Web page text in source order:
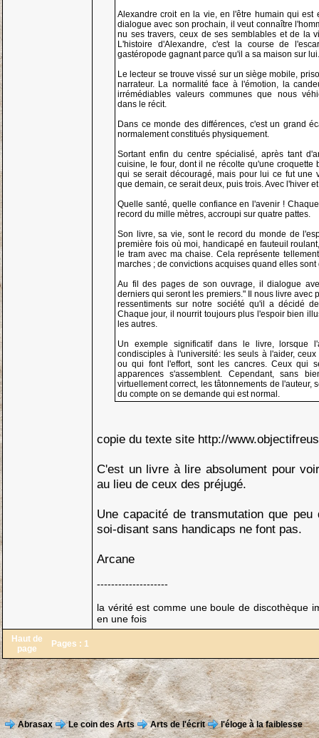
Alexandre croit en la vie, en l'être humain qui est
dialogue avec son prochain, il veut connaître
nu ses travers, ceux de ses semblables et de la
L'histoire d'Alexandre, c'est la course de
gastéropode gagnant parce qu'il a sa maison sur lui.
Le lecteur se trouve vissé sur un siège mobile,
narrateur. La normalité face à l'émotion, la
irrémédiables valeurs communes que nous
dans le récit.
Dans ce monde des différences, c'est un grand
normalement constitués physiquement.
Sortant enfin du centre spécialisé, après tant
cuisine, le four, dont il ne récolte qu'une croquette
qui se serait découragé, mais pour lui ce fut une
que demain, ce serait deux, puis trois. Avec l'hiver
Quelle santé, quelle confiance en l'avenir !
record du mille mètres, accroupi sur quatre pattes.
Son livre, sa vie, sont le record du monde de
première fois où moi, handicapé en fauteuil
le tram avec ma chaise. Cela représente
marches ; de convictions acquises quand elles sont
Au fil des pages de son ouvrage, il dialogue
derniers qui seront les premiers." Il nous livre avec
ressentiments sur notre société qu'il a décidé
Chaque jour, il nourrit toujours plus l'espoir bien
les autres.
Un exemple significatif dans le livre, lorsque
condisciples à l'université: les seuls à l'aider,
ou qui font l'effort, sont les cancres. Ceux qui
apparences s'assemblent. Cependant, sans
virtuellement correct, les tâtonnements de l'auteur,
du compte on se demande qui est normal.
copie du texte site http://
C'est un livre à lire absolument pour
au lieu de ceux des préjugé.
Une capacité de transmutation que peu
soi-disant sans handicaps ne font pas.
Arcane
--------------------
la vérité est comme une boule de discothèque
en une fois
Haut de
page
Pages : 1
Abrasax Le coin des Arts Arts de l'écrit l'éloge à la faiblesse